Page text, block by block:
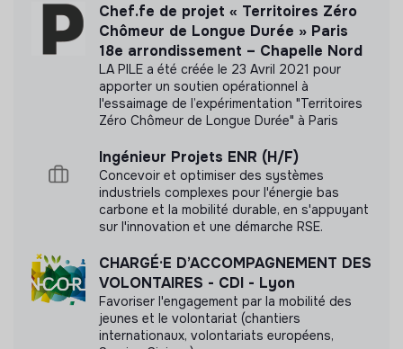
N'a pas encore communiqué de documents de
transparence
Chef.fe de projet « Territoires Zéro
Chômeur de Longue Durée » Paris
18e arrondissement – Chapelle Nord
LA PILE a été créée le 23 Avril 2021 pour
apporter un soutien opérationnel à
l'essaimage de l’expérimentation "Territoires
Zéro Chômeur de Longue Durée" à Paris
Ingénieur Projets ENR (H/F)
Concevoir et optimiser des systèmes
industriels complexes pour l'énergie bas
carbone et la mobilité durable, en s'appuyant
sur l'innovation et une démarche RSE.
CHARGÉ·E D’ACCOMPAGNEMENT DES
VOLONTAIRES - CDI - Lyon
Favoriser l'engagement par la mobilité des
jeunes et le volontariat (chantiers
internationaux, volontariats européens,